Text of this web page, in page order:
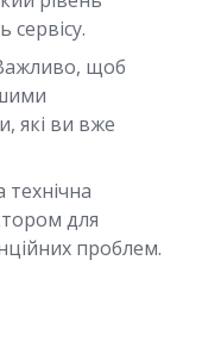
сервісу.
щоб
які ви вже
технічна
для
проблем.